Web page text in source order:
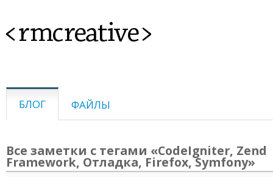
<rmcreative>
БЛОГ ФАЙЛЫ
Все заметки с тегами «CodeIgniter, Zend
Framework, Отладка, Firefox, Symfony»